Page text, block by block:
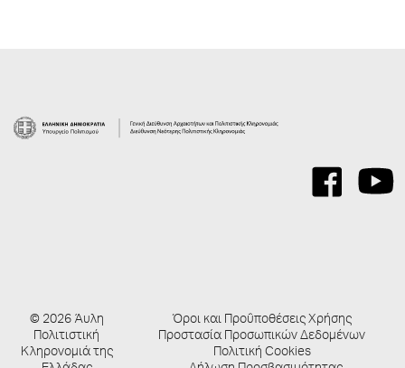
© 2026 Άυλη
Πολιτιστική
Κληρονομιά της
Όροι και Προΰποθέσεις Χρήσης
Προστασία Προσωπικών Δεδομένων
Πολιτική Cookies